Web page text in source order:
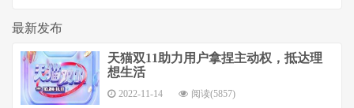
最新发布
天猫双11助力用户拿捏主动权，抵达理
想生活
2022-11-14 阅读(5857)